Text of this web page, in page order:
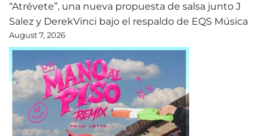
“Atrévete”, una nueva propuesta de salsa junto J
Salez y DerekVinci bajo el respaldo de EQS Música
August 7, 2026